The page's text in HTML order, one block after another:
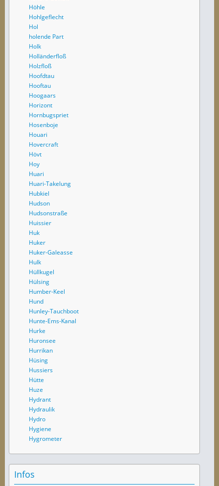
Höhle
Hohlgeflecht
Hol
holende Part
Holk
Holländerfloß
Holzfloß
Hoofdtau
Hooftau
Hoogaars
Horizont
Hornbugspriet
Hosenboje
Houari
Hovercraft
Hövt
Hoy
Huari
Huari-Takelung
Hubkiel
Hudson
Hudsonstraße
Huissier
Huk
Huker
Huker-Galeasse
Hulk
Hüllkugel
Hülsing
Humber-Keel
Hund
Hunley-Tauchboot
Hunte-Ems-Kanal
Hurke
Huronsee
Hurrikan
Hüsing
Hussiers
Hütte
Huze
Hydrant
Hydraulik
Hydro
Hygiene
Hygrometer
Infos